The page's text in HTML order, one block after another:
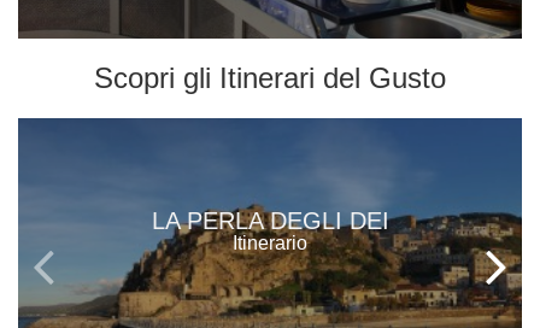
Scopri gli Itinerari del Gusto
LA PERLA DEGLI DEI
Itinerario